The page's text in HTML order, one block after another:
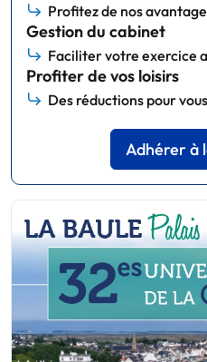
Profitez de nos
Gestion du cabinet
Faciliter votre exercice
Profiter de vos loisirs
Des réductions pour
Adhérer à